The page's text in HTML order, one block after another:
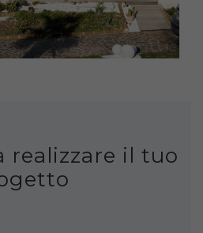
realizzare il tuo